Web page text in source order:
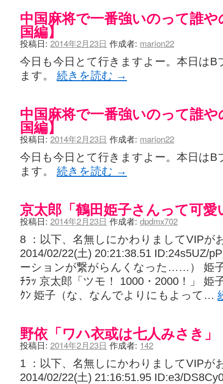
中国麻将で一番強いのって誰
国編】
投稿日: 2014年2月23日 作成者: marion22
今日も今日とて行きますよー。本日は
ます。 続きを読む →
中国麻将で一番強いのって誰
国編】
投稿日: 2014年2月23日 作成者: marion22
今日も今日とて行きますよー。本日は
ます。 続きを読む →
京太郎「鶴田姫子さんって可愛
投稿日: 2014年2月23日 作成者: dpdmx702
8 ：以下、名無しにかわりましてVIPが
2014/02/22(土) 20:21:38.51 ID:24s5UZ/
ーションが繋がらんくなった……） 姫
ﾁﾗｯ 京太郎「ツモ！ 1000・2000！」
ｸﾝ 姫子（な、なんでよりにもよって…
野依「ワハ衣或は七人みさき」
投稿日: 2014年2月23日 作成者: 142
1 ：以下、名無しにかわりましてVIPが
2014/02/22(土) 21:16:51.95 ID:e3/